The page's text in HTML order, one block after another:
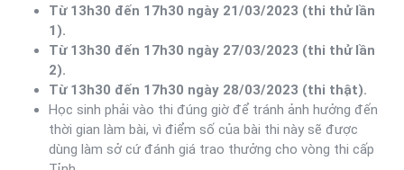
Từ 13h30 đến 17h30 ngày 21/03/2023 (thi thử lần
1).
Từ 13h30 đến 17h30 ngày 27/03/2023 (thi thử lần
2).
Từ 13h30 đến 17h30 ngày 28/03/2023 (thi thật).
Học sinh phải vào thi đúng giờ để tránh ảnh hưởng đến
thời gian làm bài, vì điểm số của bài thi này sẽ được
dùng làm sở cứ đánh giá trao thưởng cho vòng thi cấp